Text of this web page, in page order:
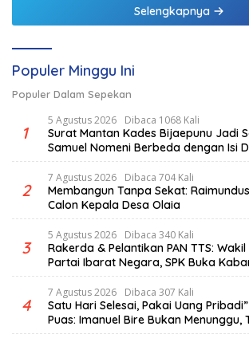
Selengkapnya
Populer Minggu Ini
Populer Dalam Sepekan
1
5 Agustus 2026 Dibaca 1068 Kali
Surat Mantan Kades Bijaepunu Jadi
Samuel Nomeni Berbeda dengan Isi
Beredar
2
7 Agustus 2026 Dibaca 704 Kali
Membangun Tanpa Sekat:
Calon Kepala Desa Olaia
3
5 Agustus 2026 Dibaca 340 Kali
Rakerda & Pelantikan PAN TTS:
Partai Ibarat Negara, SPK Buka
Hektar & Larangan Politik Uang
4
7 Agustus 2026 Dibaca 307 Kali
Satu Hari Selesai, Pakai Uang
Puas: Imanuel Bire Bukan Menunggu,
Bekerja